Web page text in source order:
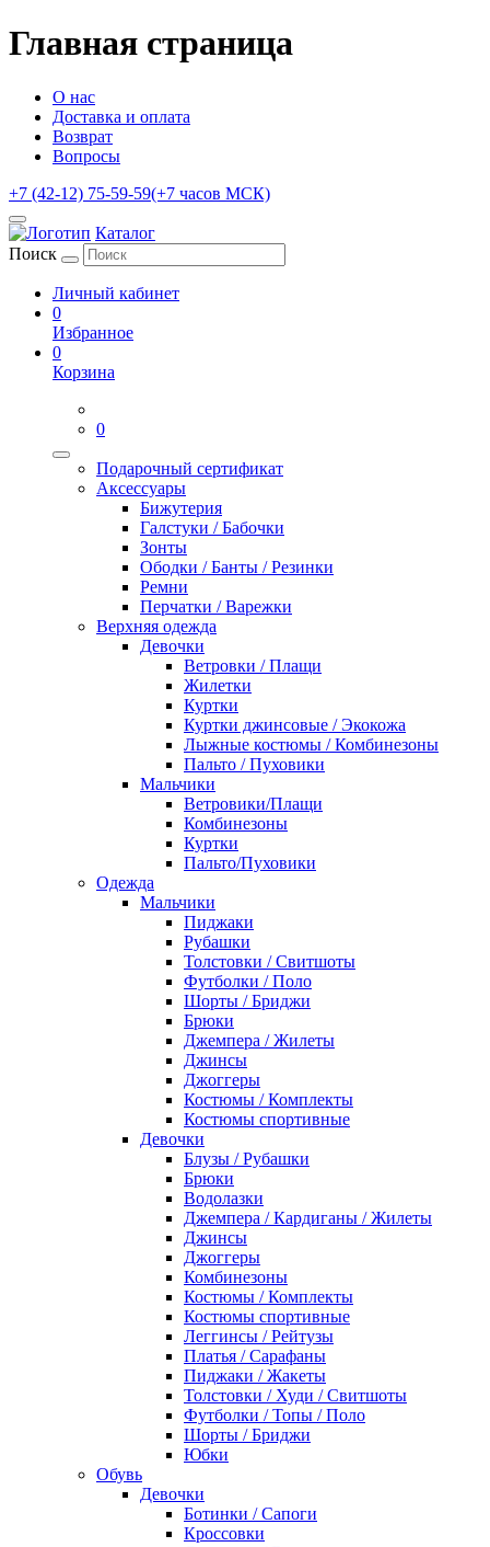
Главная страница
О нас
Доставка и оплата
Возврат
Вопросы
+7 (42-12) 75-59-59(+7 часов МСК)
Каталог
Поиск
Личный кабинет
0
Избранное
0
Корзина
0
Подарочный сертификат
Аксессуары
Бижутерия
Галстуки / Бабочки
Зонты
Ободки / Банты / Резинки
Ремни
Перчатки / Варежки
Верхняя одежда
Девочки
Ветровки / Плащи
Жилетки
Куртки
Куртки джинсовые / Экокожа
Лыжные костюмы / Комбинезоны
Пальто / Пуховики
Мальчики
Ветровики/Плащи
Комбинезоны
Куртки
Пальто/Пуховики
Одежда
Мальчики
Пиджаки
Рубашки
Толстовки / Свитшоты
Футболки / Поло
Шорты / Бриджи
Брюки
Джемпера / Жилеты
Джинсы
Джоггеры
Костюмы / Комплекты
Костюмы спортивные
Девочки
Блузы / Рубашки
Брюки
Водолазки
Джемпера / Кардиганы / Жилеты
Джинсы
Джоггеры
Комбинезоны
Костюмы / Комплекты
Костюмы спортивные
Леггинсы / Рейтузы
Платья / Сарафаны
Пиджаки / Жакеты
Толстовки / Худи / Свитшоты
Футболки / Топы / Поло
Шорты / Бриджи
Юбки
Обувь
Девочки
Ботинки / Сапоги
Кроссовки